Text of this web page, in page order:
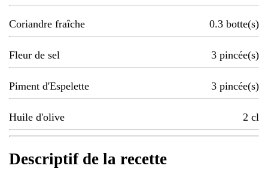
Coriandre fraîche 0.3 botte(s)
Fleur de sel 3 pincée(s)
Piment d'Espelette 3 pincée(s)
Huile d'olive 2 cl
Descriptif de la recette